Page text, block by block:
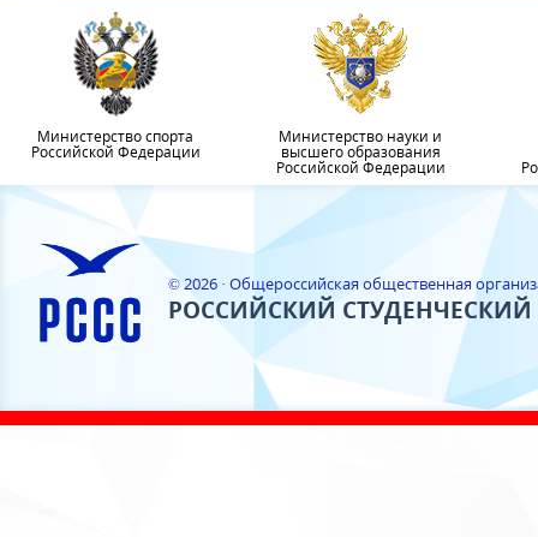
Министерство спорта
Российской Федерации
Министерство науки и
высшего образования
Российской Федерации
© 2026 · Общероссийская общественная
РОССИЙСКИЙ